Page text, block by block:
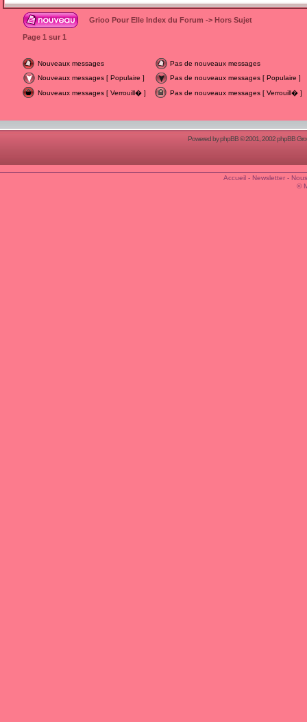
Grioo Pour Elle Index du Forum -> Hors Sujet
Page 1 sur 1
Nouveaux messages
Pas de nouveaux messages
Nouveaux messages [ Populaire ]
Pas de nouveaux messages [ Populaire ]
Nouveaux messages [ Verrouill� ]
Pas de nouveaux messages [ Verrouill� ]
Powered byphpBB© 2001, 2002 phpBB
Accueil- Newsletter-
©